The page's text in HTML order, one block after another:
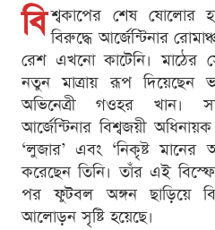
বি শ্বকাপের শেষ ষোলোর
বিরুদ্ধে আর্জেন্টিনার
রেশ এখনো কাটেনি। মাঠের
নতুন মাত্রায় রূপ দিয়েছেন
অভিনেত্রী গওহর খান।
আর্জেন্টিনার বিশ্বজয়ী
‘লুজার’ এবং ‘নিকৃষ্ট মানের
করেছেন তিনি। তাঁর এই
পর ফুটবল অঙ্গন ছাড়িয়ে
আলোড়ন সৃষ্টি হয়েছে।